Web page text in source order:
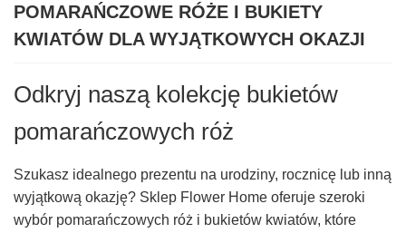
POMARAŃCZOWE RÓŻE I BUKIETY
KWIATÓW DLA WYJĄTKOWYCH OKAZJI
Odkryj naszą kolekcję bukietów
pomarańczowych róż
Szukasz idealnego prezentu na urodziny, rocznicę lub inną
wyjątkową okazję? Sklep Flower Home oferuje szeroki
wybór pomarańczowych róż i bukietów kwiatów, które